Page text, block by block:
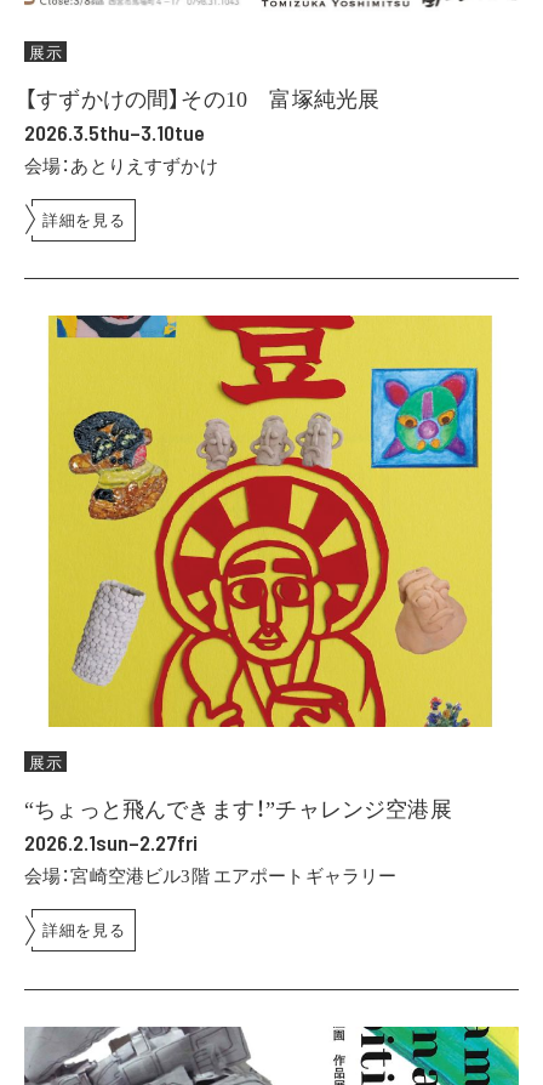
展示
【すずかけの間】その10 富塚純光展
2026.3.5thu–3.10tue
会場：あとりえすずかけ
詳細を見る
展示
“ちょっと飛んできます！”チャレンジ空港展
2026.2.1sun–2.27fri
会場：宮崎空港ビル3階 エアポートギャラリー
詳細を見る